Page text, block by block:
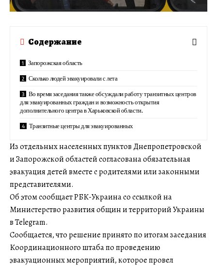
Содержание
Запорожская область
Сколько людей эвакуировали с лета
Во время заседания также обсуждали работу транзитных центров
для эвакуированных граждан и возможность открытия
дополнительного центра в Харьковской области.
Транзитные центры для эвакуированных
Из отдельных населенных пунктов Днепропетровской
и Запорожской областей согласована обязательная
эвакуация детей вместе с родителями или законными
представителями.
Об этом сообщает РБК-Украина со ссылкой на
Министерство развития общин и территорий Украины
в Telegram.
Сообщается, что решение принято по итогам заседания
Координационного штаба по проведению
эвакуационных мероприятий, которое провел